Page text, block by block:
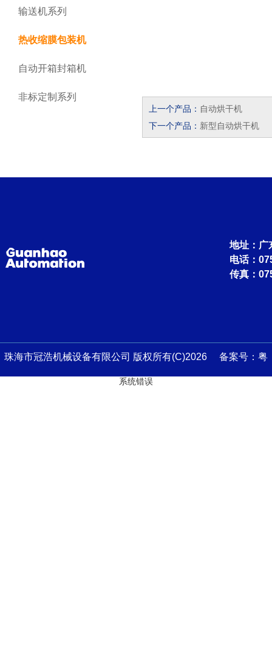
输送机系列
热收缩膜包装机
自动开箱封箱机
非标定制系列
上一个产品： 自动烘干机
下一个产品： 新型自动烘干机
地址：广
电话：
传真：
珠海市冠浩机械设备有限公司 版权所有(C)2026 备案号： 粤
ICP备13045759号
系统错误